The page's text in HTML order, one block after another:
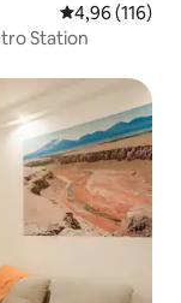
4,96 de uma
4,96 (116)
Station